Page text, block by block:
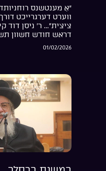
“אַ מענטשנס
ווערט דערגרייכט
ציצית”… ר’ ניסן דוד
דראש חודש חשוון
01/02/2026